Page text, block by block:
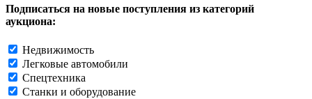
Подписаться на новые поступления из категорий
аукциона:
Недвижимость
Легковые автомобили
Спецтехника
Станки и оборудование